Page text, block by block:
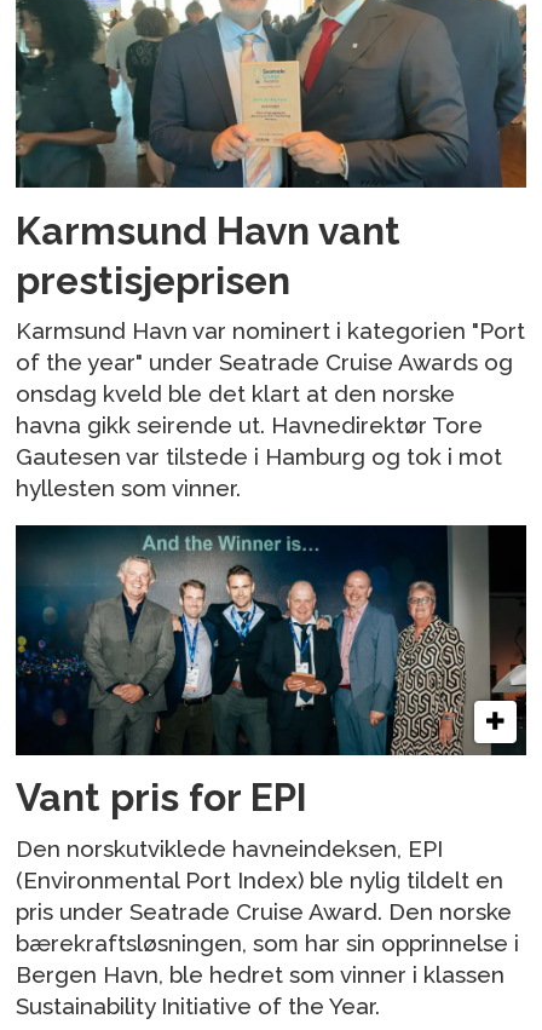
Karmsund Havn vant
prestisjeprisen
Karmsund Havn var nominert i kategorien "Port
of the year" under Seatrade Cruise Awards og
onsdag kveld ble det klart at den norske
havna gikk seirende ut. Havnedirektør Tore
Gautesen var tilstede i Hamburg og tok i mot
hyllesten som vinner.
Vant pris for EPI
Den norskutviklede havneindeksen, EPI
(Environmental Port Index) ble nylig tildelt en
pris under Seatrade Cruise Award. Den norske
bærekraftsløsningen, som har sin opprinnelse i
Bergen Havn, ble hedret som vinner i klassen
Sustainability Initiative of the Year.